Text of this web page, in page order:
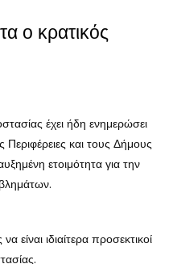
ο κρατικός
έχει ήδη ενημερώσει
Περιφέρειες και τους Δήμους
ετοιμότητα για την
είναι ιδιαίτερα προσεκτικοί